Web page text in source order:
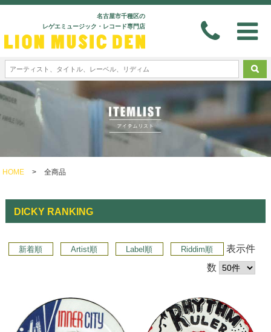
名古屋市千種区の
レゲエミュージック・レコード専門店
HOME > 全商品
DICKY RANKING
新着順 Artist順 Label順 Riddim順
表示件
数